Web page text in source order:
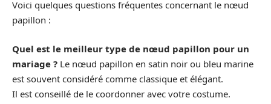
Voici quelques questions fréquentes concernant le nœud
papillon :
Quel est le meilleur type de nœud papillon pour un
mariage ? Le nœud papillon en satin noir ou bleu marine
est souvent considéré comme classique et élégant.
Il est conseillé de le coordonner avec votre costume.